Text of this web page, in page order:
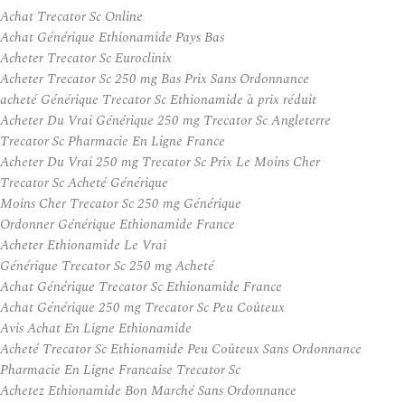
Achat Trecator Sc Online
Achat Générique Ethionamide Pays Bas
Acheter Trecator Sc Euroclinix
Acheter Trecator Sc 250 mg Bas Prix Sans Ordonnance
acheté Générique Trecator Sc Ethionamide à prix réduit
Acheter Du Vrai Générique 250 mg Trecator Sc Angleterre
Trecator Sc Pharmacie En Ligne France
Acheter Du Vrai 250 mg Trecator Sc Prix Le Moins Cher
Trecator Sc Acheté Générique
Moins Cher Trecator Sc 250 mg Générique
Ordonner Générique Ethionamide France
Acheter Ethionamide Le Vrai
Générique Trecator Sc 250 mg Acheté
Achat Générique Trecator Sc Ethionamide France
Achat Générique 250 mg Trecator Sc Peu Coûteux
Avis Achat En Ligne Ethionamide
Acheté Trecator Sc Ethionamide Peu Coûteux Sans Ordonnance
Pharmacie En Ligne Francaise Trecator Sc
Achetez Ethionamide Bon Marché Sans Ordonnance